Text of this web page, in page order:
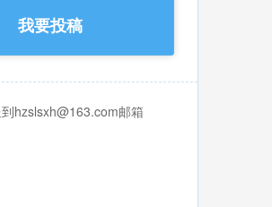
我要投稿
hzslsxh@163.com邮箱